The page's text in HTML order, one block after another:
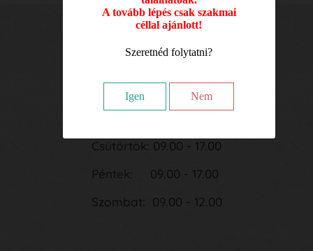
A tovább lépés csak szakmai
céllal ajánlott!
Szeretnéd folytatni?
Igen Nem
Nyitvatartási idő:
Hétfő: 09.00 - 17.00
Kedd: 09.00 - 17.00
Csütörtök: 09.00 - 17.00
Péntek: 09.00 - 17.00
Szombat: 09.00 - 12.00